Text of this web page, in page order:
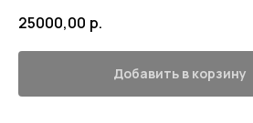
25000,00 р.
Добавить в корзину